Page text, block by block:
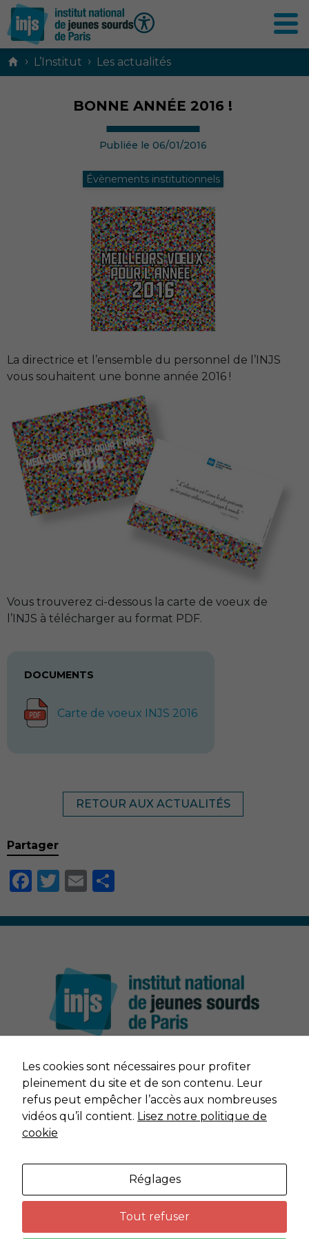
Contenu
› L’Institut › Les actualités
BONNE ANNÉE 2016 !
Publiée le 06/01/2016
Évènements institutionnels
La directrice et l’ensemble du personnel de l’INJS
vous souhaitent une bonne année 2016 !
Vous trouverez ci-dessous la carte de voeux de
l’INJS à télécharger au format PDF.
DOCUMENTS
Carte de voeux INJS 2016
RETOUR AUX ACTUALITÉS
Partager
Facebook
Twitter
Email
NOUS CONTACTER
MENTIONS LÉGALES
PLAN DU SITE
Les cookies sont nécessaires pour profiter
pleinement du site et de son contenu. Leur
refus peut empêcher l’accès aux nombreuses
vidéos qu’il contient. Lisez notre politique de
cookie
Réglages
Tout refuser
Nécessaire
Ces cookies ne
sont pas
fonctionnement
du site Web.